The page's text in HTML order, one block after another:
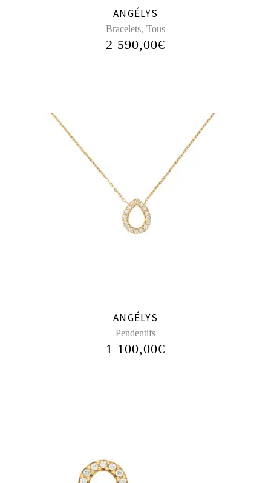
ANGÉLYS
Bracelets, Tous
2 590,00€
ANGÉLYS
Pendentifs
1 100,00€